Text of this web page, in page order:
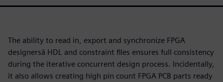
The ability to read in, export and synchronize FPGA
designersâ HDL and constraint files ensures full consistency
during the iterative concurrent design process. Incidentally,
it also allows creating high pin count FPGA PCB parts ready